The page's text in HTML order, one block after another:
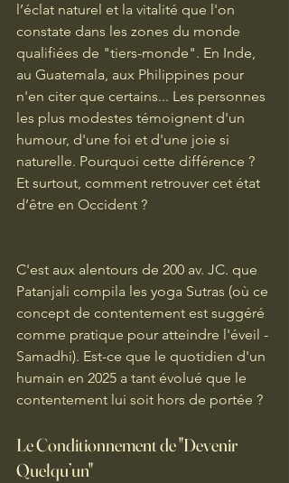
l’éclat naturel et la vitalité que l'on
constate dans les zones du monde
qualifiées de "tiers-monde". En Inde,
au Guatemala, aux Philippines pour
n'en citer que certains... Les personnes
les plus modestes témoignent d'un
humour, d'une foi et d'une joie si
naturelle. Pourquoi cette différence ?
Et surtout, comment retrouver cet état
d’être en Occident ?
C'est aux alentours de 200 av. JC. que
Patanjali compila les yoga Sutras (où ce
concept de contentement est suggéré
comme pratique pour atteindre l'éveil -
Samadhi). Est-ce que le quotidien d'un
humain en 2025 a tant évolué que le
contentement lui soit hors de portée ?
Le Conditionnement de "Devenir
Quelqu’un"